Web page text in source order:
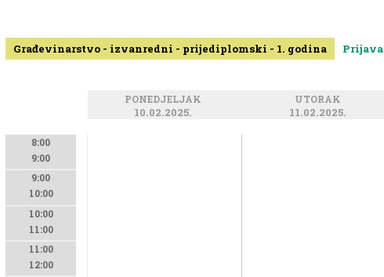
Građevinarstvo - izvanredni - prijediplomski - 1. godina Prijava
PONEDJELJAK
10.02.2025.
UTORAK
11.02.2025.
8:00
9:00
9:00
10:00
10:00
11:00
11:00
12:00